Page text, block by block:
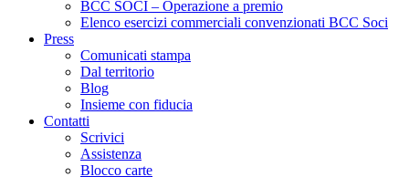
BCC SOCI – Operazione a premio
Elenco esercizi commerciali convenzionati BCC Soci
Press
Comunicati stampa
Dal territorio
Blog
Insieme con fiducia
Contatti
Scrivici
Assistenza
Blocco carte